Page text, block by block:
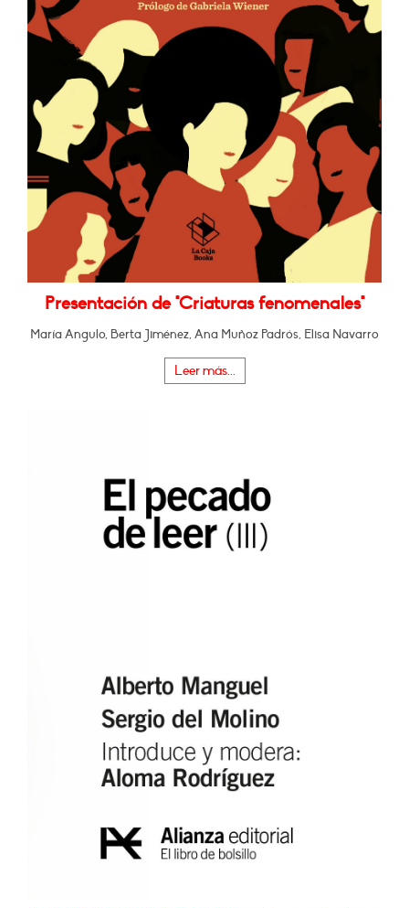
Presentación de "Criaturas fenomenales"
María Angulo, Berta Jiménez, Ana Muñoz Padrós, Elisa Navarro
Leer más...